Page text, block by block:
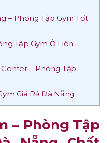
– Phòng Tập Gym Tốt
Tập Gym Ở Liên
Center – Phòng Tập
Giá Rẻ Đà Nẵng
– Phòng Tập